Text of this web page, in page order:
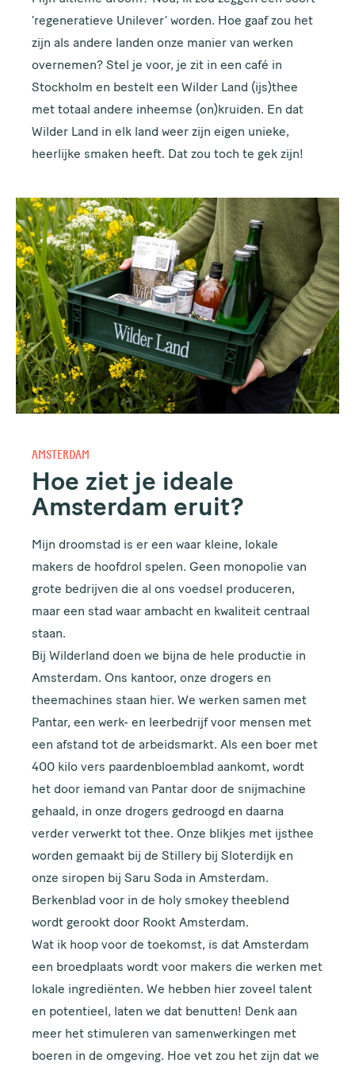
‘regeneratieve Unilever’ worden. Hoe gaaf zou het
zijn als andere landen onze manier van werken
overnemen? Stel je voor, je zit in een café in
Stockholm en bestelt een Wilder Land (ijs)thee
met totaal andere inheemse (on)kruiden. En dat
Wilder Land in elk land weer zijn eigen unieke,
heerlijke smaken heeft. Dat zou toch te gek zijn!
AMSTERDAM
Hoe ziet je ideale
Amsterdam eruit?
Mijn droomstad is er een waar kleine, lokale
makers de hoofdrol spelen. Geen monopolie van
grote bedrijven die al ons voedsel produceren,
maar een stad waar ambacht en kwaliteit centraal
staan.
Bij Wilderland doen we bijna de hele productie in
Amsterdam. Ons kantoor, onze drogers en
theemachines staan hier. We werken samen met
Pantar, een werk- en leerbedrijf voor mensen met
een afstand tot de arbeidsmarkt. Als een boer met
400 kilo vers paardenbloemblad aankomt, wordt
het door iemand van Pantar door de snijmachine
gehaald, in onze drogers gedroogd en daarna
verder verwerkt tot thee. Onze blikjes met ijsthee
worden gemaakt bij de Stillery bij Sloterdijk en
onze siropen bij Saru Soda in Amsterdam.
Berkenblad voor in de holy smokey theeblend
wordt gerookt door Rookt Amsterdam.
Wat ik hoop voor de toekomst, is dat Amsterdam
een broedplaats wordt voor makers die werken met
lokale ingrediënten. We hebben hier zoveel talent
en potentieel, laten we dat benutten! Denk aan
meer het stimuleren van samenwerkingen met
boeren in de omgeving. Hoe vet zou het zijn dat we